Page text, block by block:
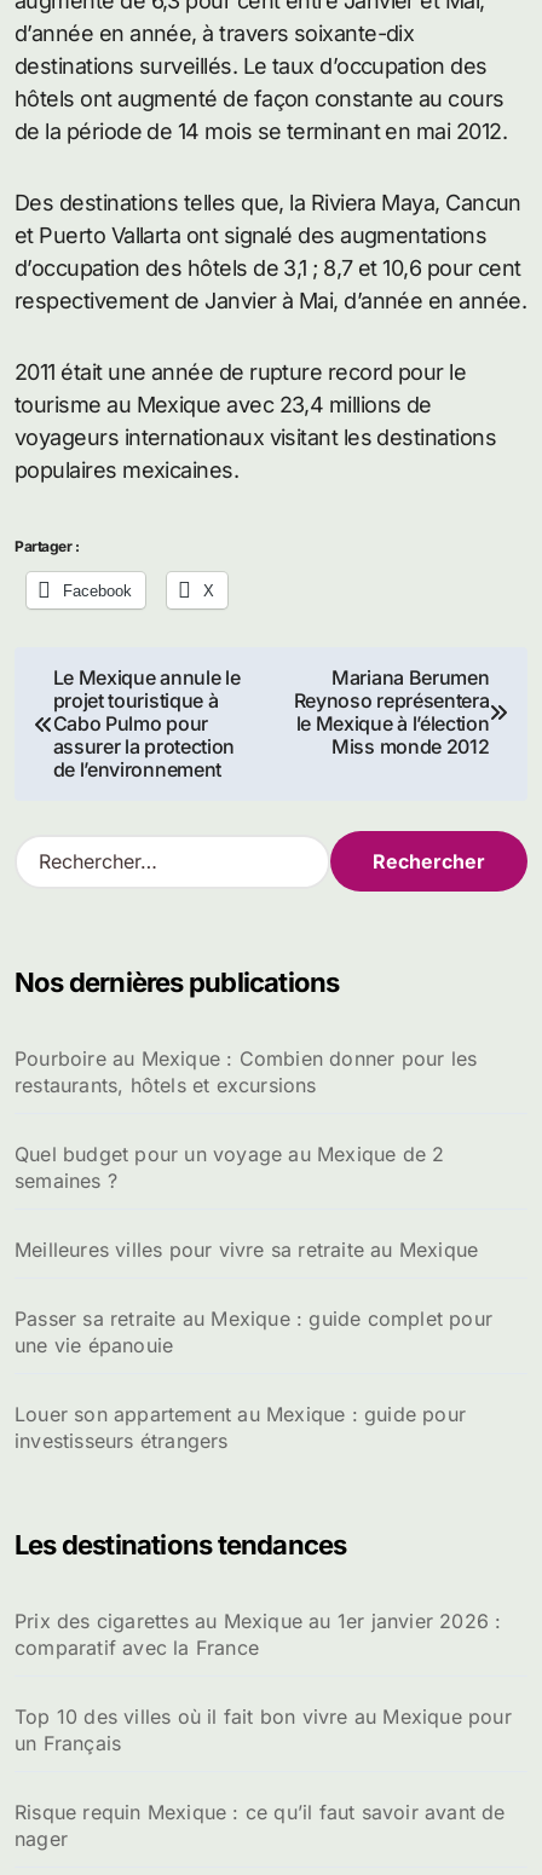
d’année en année, à travers soixante-dix
destinations surveillés. Le taux d’occupation des
hôtels ont augmenté de façon constante au cours
de la période de 14 mois se terminant en mai 2012.
Des destinations telles que, la Riviera Maya, Cancun
et Puerto Vallarta ont signalé des augmentations
d’occupation des hôtels de 3,1 ; 8,7 et 10,6 pour cent
respectivement de Janvier à Mai, d’année en année.
2011 était une année de rupture record pour le
tourisme au Mexique avec 23,4 millions de
voyageurs internationaux visitant les destinations
populaires mexicaines.
Partager :
Facebook X
Navigation
de
l’article
Le Mexique annule le
projet touristique à
Cabo Pulmo pour
assurer la protection
de l’environnement
Mariana Berumen
Reynoso représentera
le Mexique à l’élection
Miss monde 2012
R
e
r
e
r
Nos dernières publications
Pourboire au Mexique : Combien donner pour les
restaurants, hôtels et excursions
Quel budget pour un voyage au Mexique de 2
semaines ?
Meilleures villes pour vivre sa retraite au Mexique
Passer sa retraite au Mexique : guide complet pour
une vie épanouie
Louer son appartement au Mexique : guide pour
investisseurs étrangers
Les destinations tendances
Prix des cigarettes au Mexique au 1er janvier 2026 :
comparatif avec la France
Top 10 des villes où il fait bon vivre au Mexique pour
un Français
Risque requin Mexique : ce qu’il faut savoir avant de
nager